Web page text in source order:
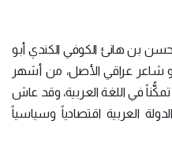
بن هانئ الكوفي الكندي أبو
ميلادي، وهو شاعر عراقي الأصل، من أشهر
في اللغة العربية، وقد عاش
العربية اقتصادياً وسياسياً